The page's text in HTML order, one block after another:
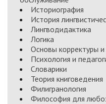
Историография
История
Лингводидактика
Логика
Основы корректуры
Психология и
Словарики
Теория книговедения
Филигранология
Философия для